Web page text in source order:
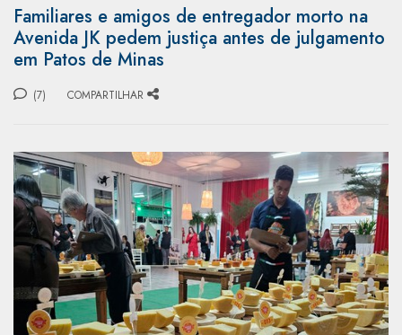
Familiares e amigos de entregador morto na
Avenida JK pedem justiça antes de julgamento
em Patos de Minas
(7) COMPARTILHAR